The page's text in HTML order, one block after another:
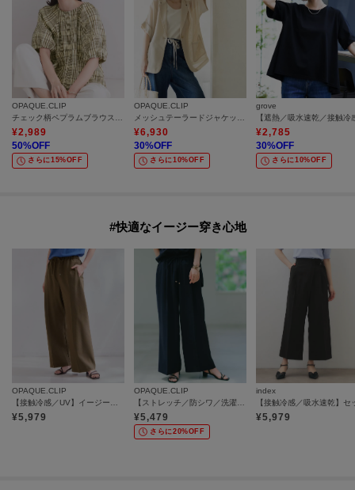
OPAQUE.CLIP
チェック柄ペプラムブラウス【洗濯機OK】
¥2,989
50%OFF
さらに15%OFF
OPAQUE.CLIP
メッシュテーラードジャケット【洗濯機OK】
¥6,930
30%OFF
さらに10%OFF
grove
¥2,785
30%OFF
さらに10%OFF
#快適なイージー穿き心地
OPAQUE.CLIP
¥5,979
OPAQUE.CLIP
¥5,479
さらに20%OFF
index
¥5,979